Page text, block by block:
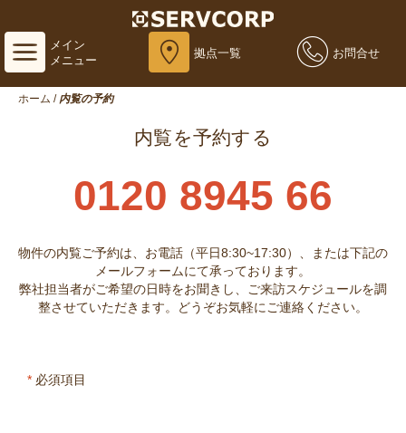
メイン
メニュー
拠点一覧 お問合せ
ホーム / 内覧の予約
内覧を予約する
0120 8945 66
物件の内覧ご予約は、お電話（平日8:30~17:30）、または下記の
メールフォームにて承っております。
弊社担当者がご希望の日時をお聞きし、ご来訪スケジュールを調
整させていただきます。どうぞお気軽にご連絡ください。
* 必須項目